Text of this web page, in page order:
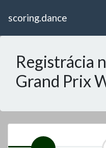
scoring.dance
Registrácia
Grand Prix